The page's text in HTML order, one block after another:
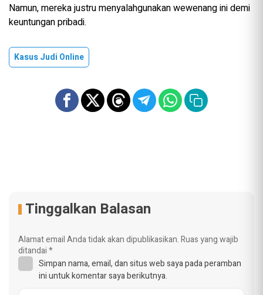
Namun, mereka justru menyalahgunakan wewenang ini demi
keuntungan pribadi.
Kasus Judi Online
Tinggalkan Balasan
Alamat email Anda tidak akan dipublikasikan.Ruas yang wajib
ditandai*
Simpan nama, email, dan situs web saya pada peramban
ini untuk komentar saya berikutnya.